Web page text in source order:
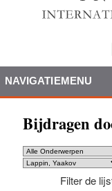
NAVIGATIEMENU
Bijdragen
Filter de